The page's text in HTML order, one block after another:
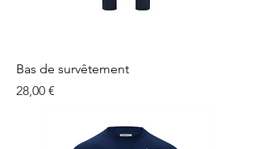
Bas de survêtement
Prix
28,00 €